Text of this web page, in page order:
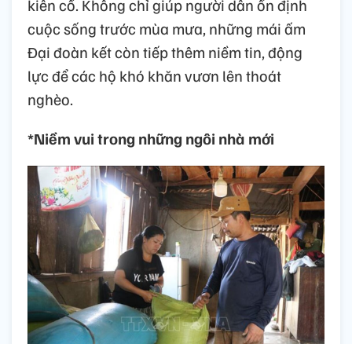
kiên cố. Không chỉ giúp người dân ổn định
cuộc sống trước mùa mưa, những mái ấm
Đại đoàn kết còn tiếp thêm niềm tin, động
lực để các hộ khó khăn vươn lên thoát
nghèo.
*Niềm vui trong những ngôi nhà mới